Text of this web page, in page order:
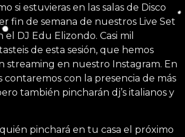
si estuvieras en las salas de Disco
fin de semana de nuestros Live Set
DJ Edu Elizondo. Casi mil
de esta sesión, que hemos
streaming en nuestro Instagram. En
contaremos con la presencia de más
también pincharán dj’s italianos y
pinchará en tu casa el próximo